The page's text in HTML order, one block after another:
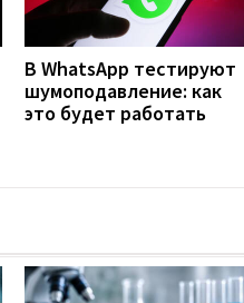
В WhatsApp тестируют
шумоподавление: как
это будет работать